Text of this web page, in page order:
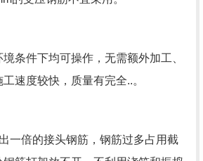
条件下均可操作，无需额外加工、
速度较快，质量有完全..。
一倍的接头钢筋，钢筋过多占用截